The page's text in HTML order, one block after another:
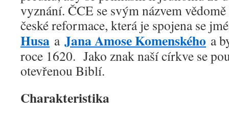
vyznání. ČCE se svým názvem
české reformace, která je spojena se
Husa a Jana Amose Komenského a
roce 1620. Jako znak naší církve se
otevřenou Biblí.
Charakteristika